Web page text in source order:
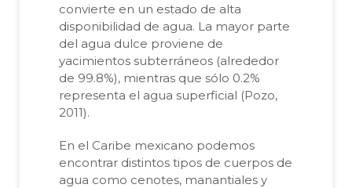
convierte en un estado de alta
disponibilidad de agua. La mayor parte
del agua dulce proviene de
yacimientos subterráneos (alrededor
de 99.8%), mientras que sólo 0.2%
representa el agua superficial (Pozo,
2011).
En el Caribe mexicano podemos
encontrar distintos tipos de cuerpos de
agua como cenotes, manantiales y